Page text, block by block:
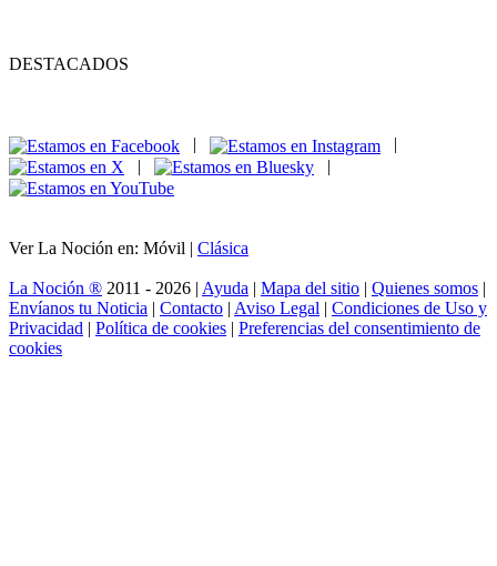
DESTACADOS
|
|
Ver La Noción en: Móvil | Clásica
La Noción ® 2011 - 2026 | Ayuda | Mapa del sitio | Quienes somos |
Envíanos tu Noticia | Contacto | Aviso Legal | Condiciones de Uso y
Privacidad | Política de cookies | Preferencias del consentimiento de
cookies